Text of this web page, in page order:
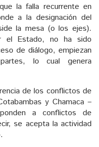
la falla recurrente en
a la designación del
la mesa (o los ejes).
el Estado, no ha sido
de diálogo, empiezan
lo cual genera
de los conflictos de
y Chamaca –
a conflictos de
se acepta la actividad